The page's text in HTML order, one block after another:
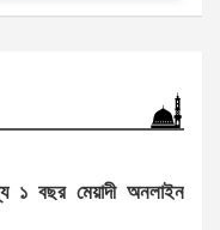
১ বছর মেয়াদী অনলাইন